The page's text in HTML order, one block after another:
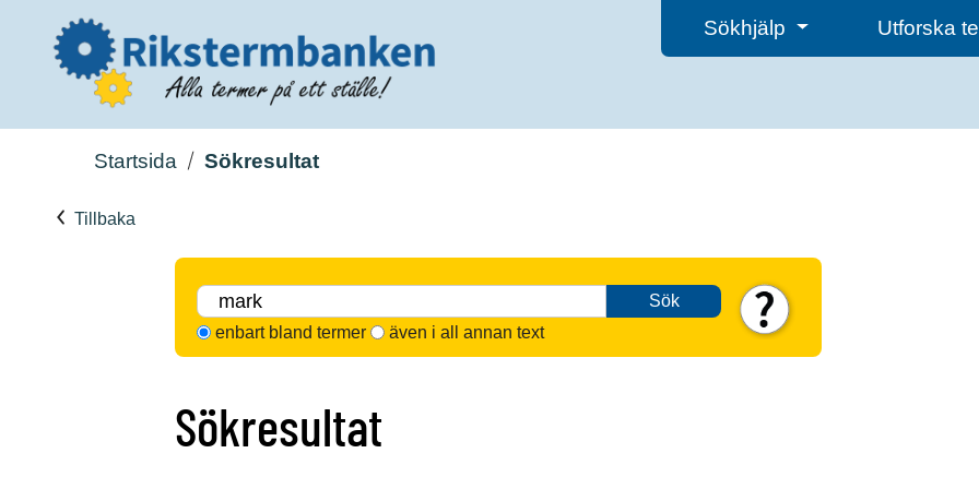
Sökhjälp Utforska
Startsida Sökresultat
Tillbaka
Sök
enbart bland termer
även i all annan text
Sökresultat